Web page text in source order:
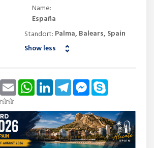
Name:
España
Standort: Palma, Balears, Spain
Show less
TwitterEmail WhatsAppLinkedInTelegramMessenger